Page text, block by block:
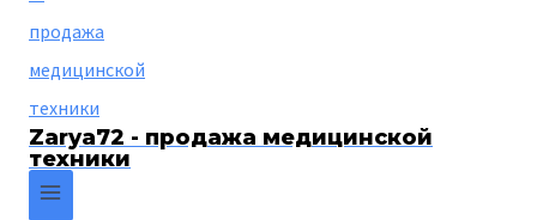
Zarya72 - продажа медицинской
техники